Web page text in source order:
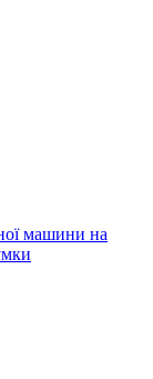
машини на